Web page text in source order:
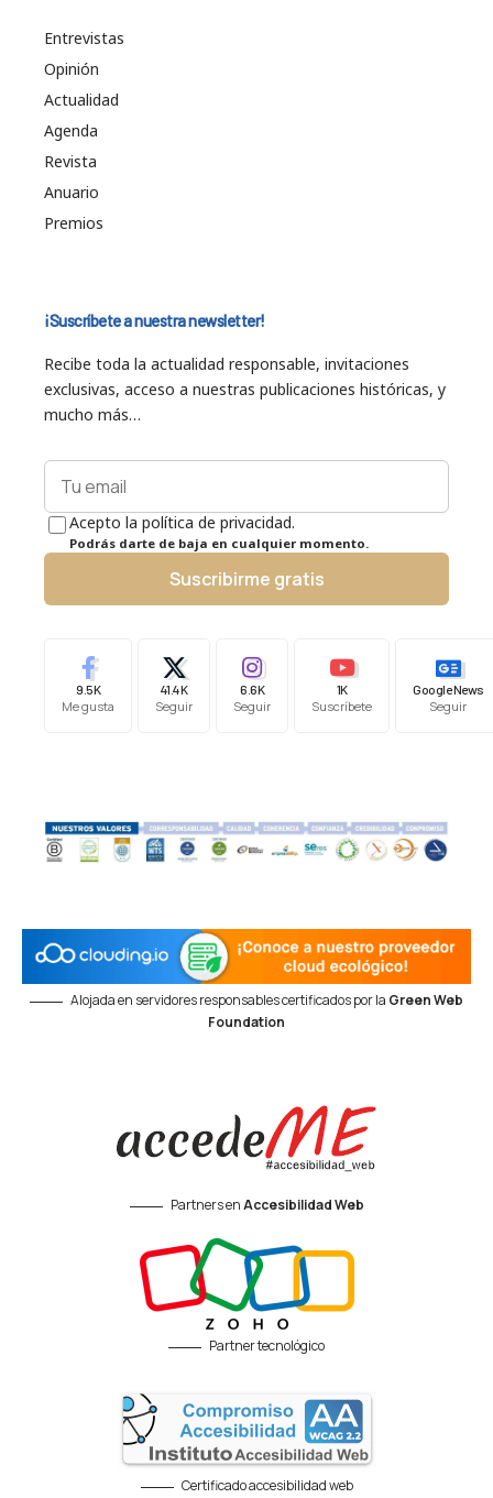
Entrevistas
Opinión
Actualidad
Agenda
Revista
Anuario
Premios
¡Suscríbete a nuestra newsletter!
Recibe toda la actualidad responsable, invitaciones
exclusivas, acceso a nuestras publicaciones históricas, y
mucho más…
Acepto la política de privacidad.
Podrás darte de baja en cualquier momento.
Suscribirme gratis
9.5K
Me gusta
41.4K
Seguir
6.6K
Seguir
1K
Suscríbete
Google News
Seguir
Alojada en servidores responsables certificados por la Green Web
Foundation
Partners enAccesibilidad Web
Partner tecnológico
Certificado accesibilidad web